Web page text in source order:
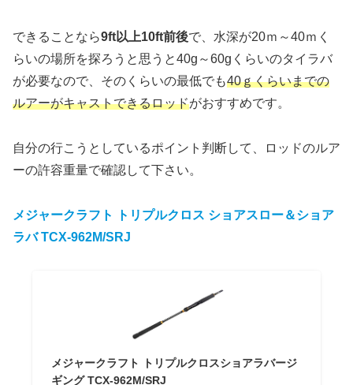
できることなら9ft以上10ft前後で、水深が20ｍ～40ｍく
らいの場所を探ろうと思うと40g～60gくらいのタイラバ
が必要なので、そのくらいの最低でも40ｇくらいまでの
ルアーがキャストできるロッドがおすすめです。
自分の行こうとしているポイント判断して、ロッドのルア
ーの許容重量で確認して下さい。
メジャークラフト トリプルクロス ショアスロー＆ショア
ラバ TCX-962M/SRJ
メジャークラフト トリプルクロスショアラバージ
ギング TCX-962M/SRJ